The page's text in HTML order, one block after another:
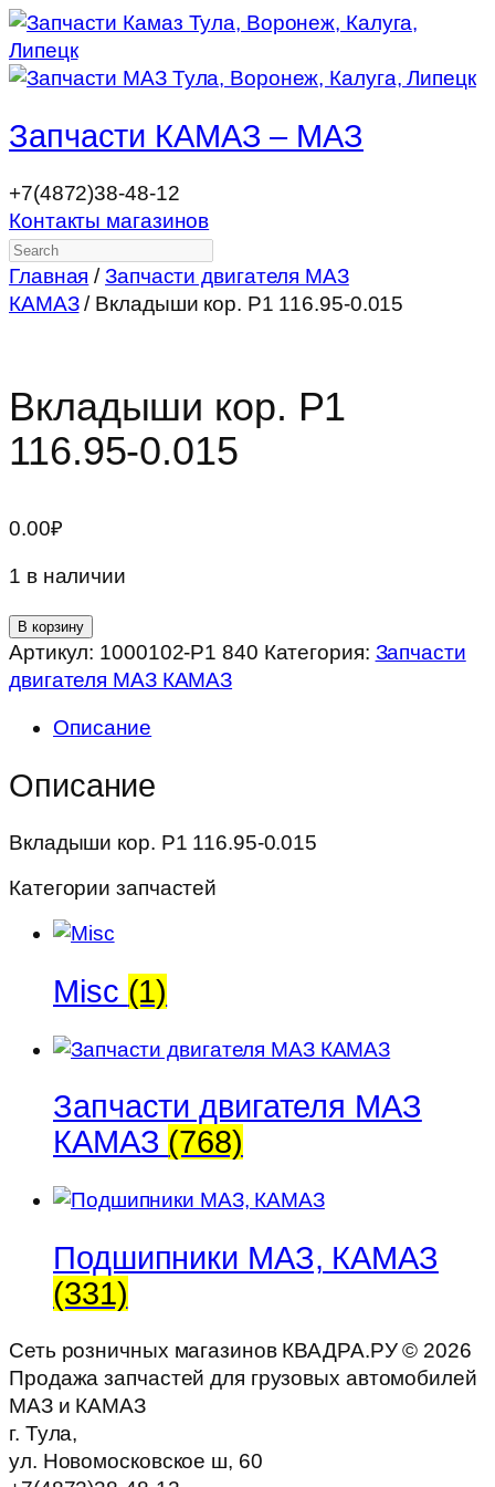
Запчасти КАМАЗ – МАЗ
+7(4872)38-48-12
Контакты магазинов
Search
Главная /Запчасти двигателя МАЗ
КАМАЗ/ Вкладыши кор. Р1 116.95-0.015
Вкладыши кор. Р1
116.95-0.015
0.00₽
1 в наличии
Количество
товара
Вкладыши
Р1
0.015
В корзину
Артикул: 1000102-Р1 840 Категория: Запчасти
двигателя МАЗ КАМАЗ
Описание
Описание
Вкладыши кор. Р1 116.95-0.015
Категории запчастей
Misc (1)
Запчасти двигателя МАЗ
КАМАЗ (768)
Подшипники МАЗ, КАМАЗ
(331)
Сеть розничных магазинов КВАДРА.РУ © 2026
Продажа запчастей для грузовых автомобилей
МАЗ и КАМАЗ
г. Тула,
ул. Новомосковское ш, 60